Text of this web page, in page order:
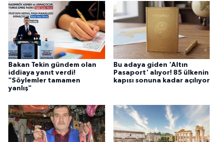
Bakan Tekin gündem olan
iddiaya yanıt verdi!
"Söylemler tamamen
yanlış"
Bu adaya giden 'Altın
Pasaport' alıyor! 85 ülkenin
kapısı sonuna kadar açılıyor